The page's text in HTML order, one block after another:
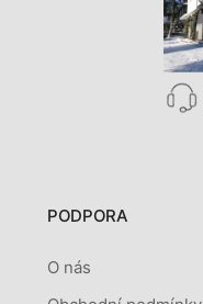
PODPORA
O nás